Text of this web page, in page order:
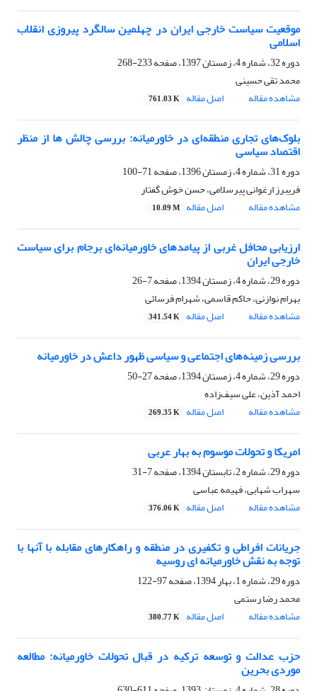
موقعیت سیاست خارجی ایران در چهلمین سالگرد پیروزی انقلاب
اسلامی
دوره 32، شماره 4، زمستان 1397، صفحه
233-268
محمد تقی حسینی
مشاهده مقاله
اصل مقاله 761.03 K
بلوک‌های تجاری منطقه‌ای در خاورمیانه: بررسی چالش ها از منظر
اقتصاد سیاسی
دوره 31، شماره 4، زمستان 1396، صفحه
71-100
فریبرز ارغوانی پیرسلامی، حسن خوش گفتار
مشاهده مقاله
اصل مقاله 10.09 M
ارزیابی محافل غربی از پیامدهای خاورمیانه‌ای برجام برای سیاست
خارجی ایران
دوره 29، شماره 4، زمستان 1394، صفحه
7-26
بهرام نوازنی، حاکم قاسمی، شهرام فرسائی
مشاهده مقاله
اصل مقاله 341.54 K
بررسی زمینه‌های اجتماعی و سیاسی ظهور داعش در خاورمیانه
دوره 29، شماره 4، زمستان 1394، صفحه
27-50
احمد آذین، علی سیف‌زاده
مشاهده مقاله
اصل مقاله 269.35 K
امریکا و تحولات موسوم به بهار عربی
دوره 29، شماره 2، تابستان 1394، صفحه
7-31
سهراب شهابی، فهیمه عباسی
مشاهده مقاله
اصل مقاله 376.06 K
جریانات افراطی و تکفیری در منطقه و راهکارهای مقابله با آنها با
توجه به نقش خاورمیانه ای روسیه
دوره 29، شماره 1، بهار 1394، صفحه
97-122
محمد رضا رستمی
مشاهده مقاله
اصل مقاله 380.77 K
حزب عدالت و توسعه ترکیه در قبال تحولات خاورمیانه: مطالعه
موردی بحرین